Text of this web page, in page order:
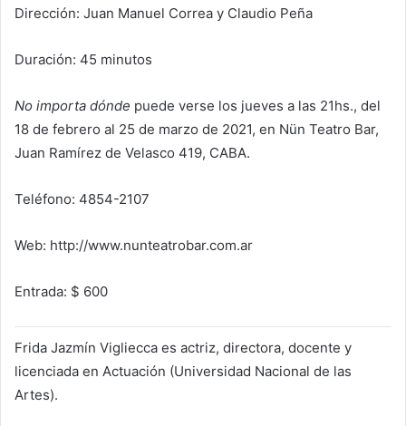
Dirección: Juan Manuel Correa y Claudio Peña
Duración: 45 minutos
No importa dónde puede verse los jueves a las 21hs., del
18 de febrero al 25 de marzo de 2021, en Nün Teatro Bar,
Juan Ramírez de Velasco 419, CABA.
Teléfono: 4854-2107
Web: http://www.nunteatrobar.com.ar
Entrada: $ 600
Frida Jazmín Vigliecca es actriz, directora, docente y
licenciada en Actuación (Universidad Nacional de las
Artes).